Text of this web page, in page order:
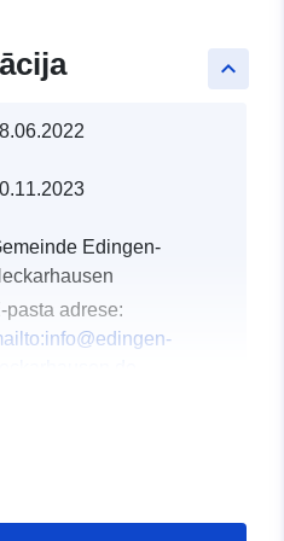
keyboard_arrow_up
Edingen-
pasta adrese: